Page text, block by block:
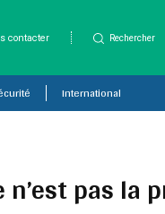
contacter Rechercher
International
pas la